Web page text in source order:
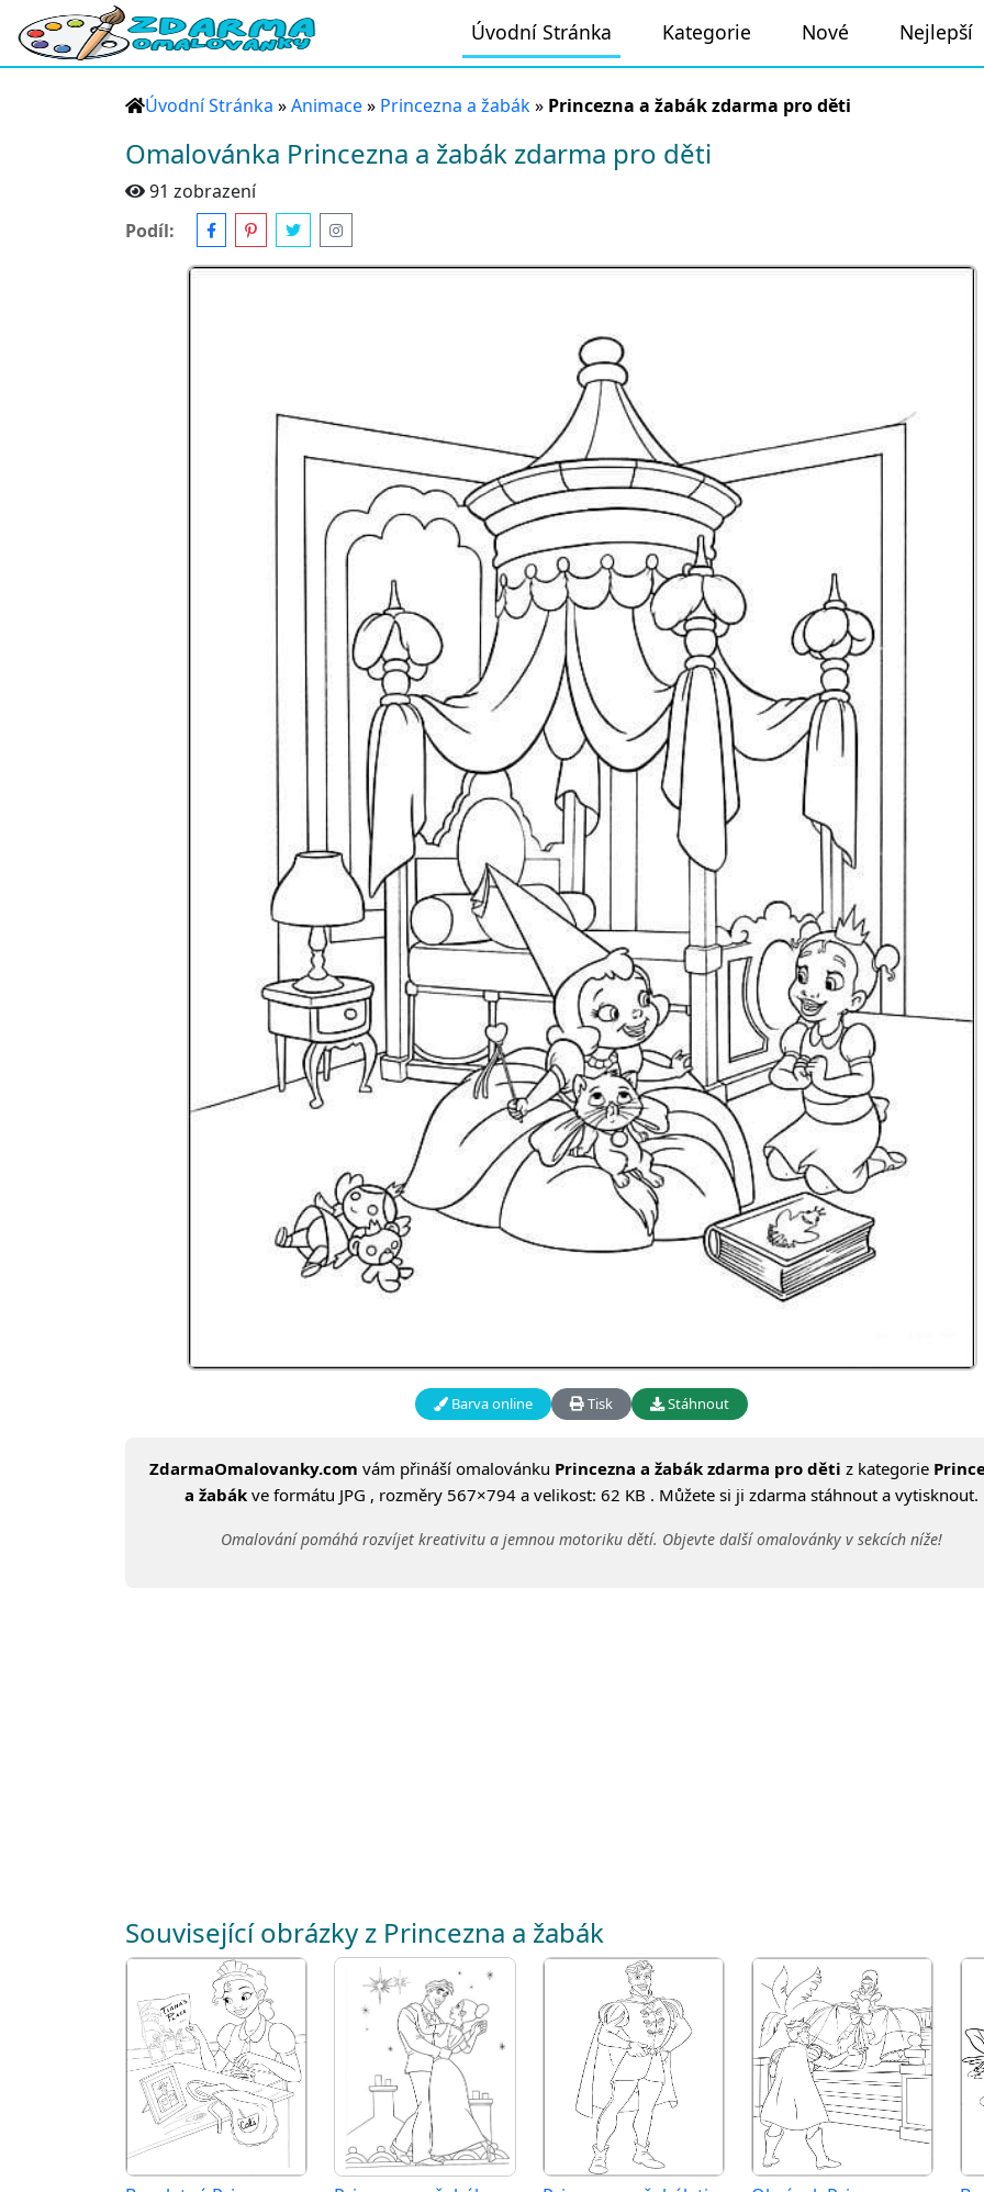
Úvodní Stránka Kategorie Nové Nejlepší
Úvodní Stránka »Animace» Princezna a žabák» Princezna a žabák zdarma pro děti
Omalovánka Princezna a žabák zdarma pro děti
91 zobrazení
Podíl:
Barva online Tisk Stáhnout
ZdarmaOmalovanky.com vám přináší omalovánku Princezna a žabák zdarma pro děti z kategorie
a žabák ve formátu JPG , rozměry 567×794 a velikost: 62 KB . Můžete si ji zdarma stáhnout a vytisknout.
Omalování pomáhá rozvíjet kreativitu a jemnou motoriku dětí. Objevte další omalovánky v sekcích níže!
Související obrázky z Princezna a žabák